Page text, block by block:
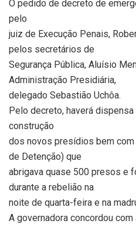
O pedido de decreto de
pelo
juiz de Execução Penais,
pelos secretários de
Segurança Pública, Aluísio
Administração Presidiária,
delegado Sebastião Uchôa.
Pelo decreto, haverá
construção
dos novos presídios bem com
de Detenção) que
abrigava quase 500 presos e
durante a rebelião na
noite de quarta-feira e na
A governadora concordou